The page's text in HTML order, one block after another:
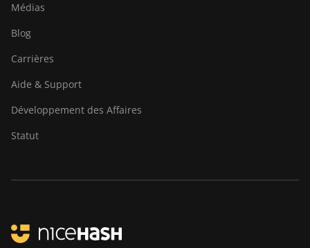
Médias
Blog
Carrières
Aide & Support
Développement des Affaires
Statut